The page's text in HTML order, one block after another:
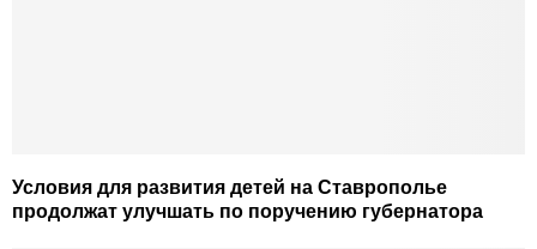
Условия для развития детей на Ставрополье
продолжат улучшать по поручению губернатора